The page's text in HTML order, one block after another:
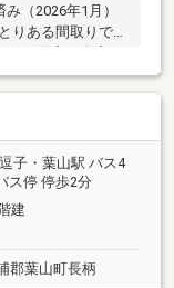
（2026年1月）
りある間取りで、
す。洋室も全室6
ます。お気軽にお
リフォーム完成
チン、ユニット
便座、洗濯パン、
張替え、床張替
コスモシリー
ン1台設置、LED
置、ハウスクリ
子・葉山駅 バス4
ス停 停歩2分
建
郡葉山町長柄